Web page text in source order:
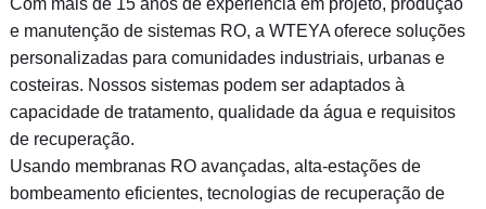
e manutenção de sistemas RO, a WTEYA oferece soluções
personalizadas para comunidades industriais, urbanas e
costeiras. Nossos sistemas podem ser adaptados à
capacidade de tratamento, qualidade da água e requisitos
de recuperação.
Usando membranas RO avançadas, alta-estações de
bombeamento eficientes, tecnologias de recuperação de